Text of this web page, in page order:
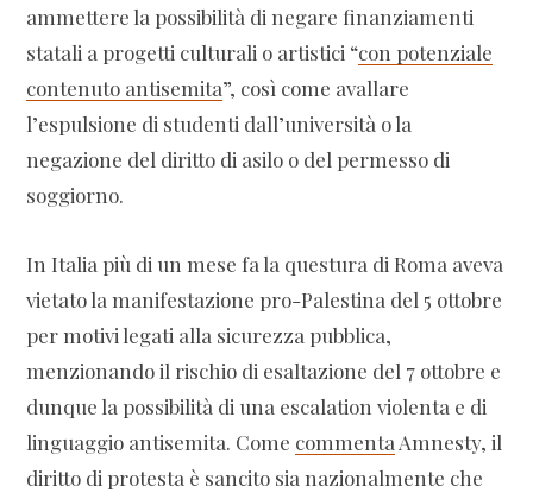
ammettere la possibilità di negare finanziamenti
statali a progetti culturali o artistici “con potenziale
contenuto antisemita”, così come avallare
l’espulsione di studenti dall’università o la
negazione del diritto di asilo o del permesso di
soggiorno.
In Italia più di un mese fa la questura di Roma aveva
vietato la manifestazione pro-Palestina del 5 ottobre
per motivi legati alla sicurezza pubblica,
menzionando il rischio di esaltazione del 7 ottobre e
dunque la possibilità di una escalation violenta e di
linguaggio antisemita. Come commenta Amnesty, il
diritto di protesta è sancito sia nazionalmente che